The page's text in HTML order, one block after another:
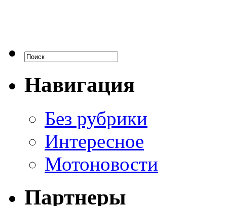
Навигация
Без рубрики
Интересное
Мотоновости
Партнеры